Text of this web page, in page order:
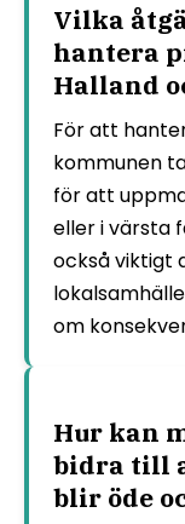
Vilka
hantera
Halland
För att
kommunen
för att
eller i värsta
också viktigt
om
Hur kan
bidra till
blir öde